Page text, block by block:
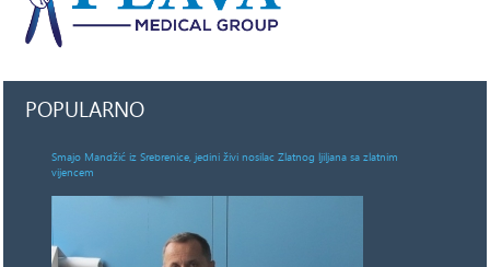
POPULARNO
Smajo Mandžić iz Srebrenice, jedini živi nosilac Zlatnog ljiljana sa zlatnim
vijencem